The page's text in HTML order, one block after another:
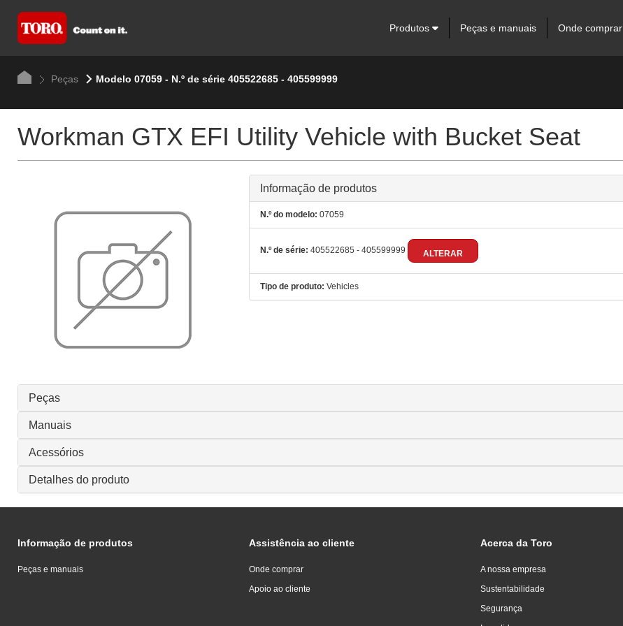
Produtos Peças e manuais Onde comprar
Peças Modelo 07059 - N.º de série 405522685 - 405599999
Workman GTX EFI Utility Vehicle with Bucket Seat
Informação de produtos
N.º do modelo: 07059
N.º de série: 405522685 - 405599999 ALTERAR
Tipo de produto: Vehicles
Peças
Manuais
Acessórios
Detalhes do produto
Informação de produtos
Peças e manuais
Assistência ao cliente
Onde comprar
Apoio ao cliente
Acerca da Toro
A nossa empresa
Sustentabilidade
Segurança